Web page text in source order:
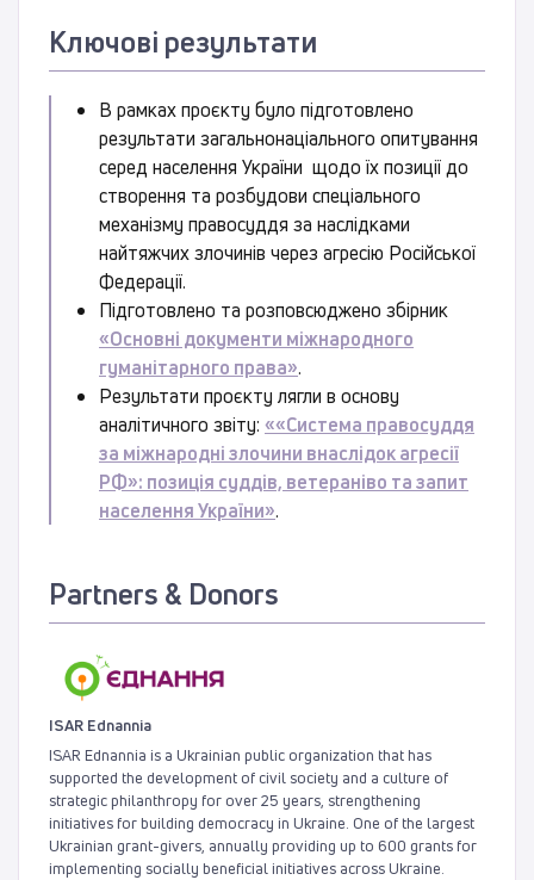
Ключові результати
В рамках проєкту було підготовлено
результати загальнонаціального опитування
серед населення України щодо їх позиції до
створення та розбудови спеціального
механізму правосуддя за наслідками
найтяжчих злочинів через агресію Російської
Федерації.
Підготовлено та розповсюджено збірник
«Основні документи міжнародного
гуманітарного права».
Результати проєкту лягли в основу
аналітичного звіту: ««Система правосуддя
за міжнародні злочини внаслідок агресії
РФ»: позиція суддів, ветераніво та запит
населення України».
Partners & Donors
ISAR Ednannia
ISAR Ednannia is a Ukrainian public organization that has
supported the development of civil society and a culture of
strategic philanthropy for over 25 years, strengthening
initiatives for building democracy in Ukraine. One of the largest
Ukrainian grant-givers, annually providing up to 600 grants for
implementing socially beneficial initiatives across Ukraine.